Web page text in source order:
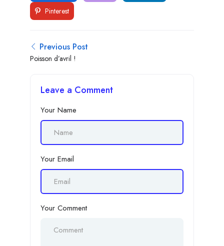
Pinterest
Previous Post
Poisson d’avril !
Leave a Comment
Your Name
Your Email
Your Comment